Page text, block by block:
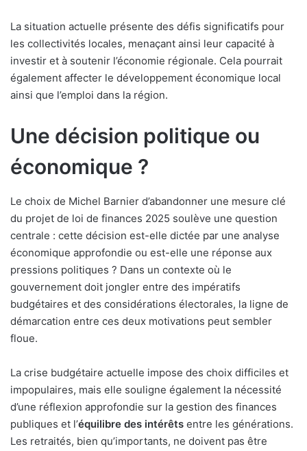
La situation actuelle présente des défis significatifs pour
les collectivités locales, menaçant ainsi leur capacité à
investir et à soutenir l’économie régionale. Cela pourrait
également affecter le développement économique local
ainsi que l’emploi dans la région.
Une décision politique ou
économique ?
Le choix de Michel Barnier d’abandonner une mesure clé
du projet de loi de finances 2025 soulève une question
centrale : cette décision est-elle dictée par une analyse
économique approfondie ou est-elle une réponse aux
pressions politiques ? Dans un contexte où le
gouvernement doit jongler entre des impératifs
budgétaires et des considérations électorales, la ligne de
démarcation entre ces deux motivations peut sembler
floue.
La crise budgétaire actuelle impose des choix difficiles et
impopulaires, mais elle souligne également la nécessité
d’une réflexion approfondie sur la gestion des finances
publiques et l’équilibre des intérêts entre les générations.
Les retraités, bien qu’importants, ne doivent pas être